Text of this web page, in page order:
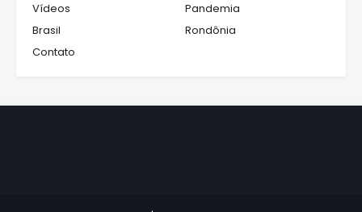
Vídeos
Pandemia
Brasil
Rondônia
Contato